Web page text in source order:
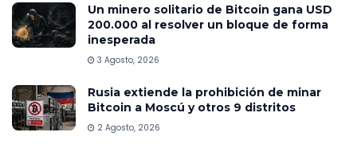
Un minero solitario de Bitcoin gana USD
200.000 al resolver un bloque de forma
inesperada
3 Agosto, 2026
Rusia extiende la prohibición de minar
Bitcoin a Moscú y otros 9 distritos
2 Agosto, 2026